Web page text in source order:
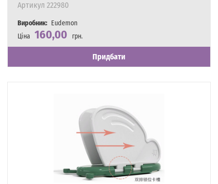
Артикул 222980
Виробник: Eudemon
Ціна 160,00
грн.
Наявність
Є в наявності
Придбати